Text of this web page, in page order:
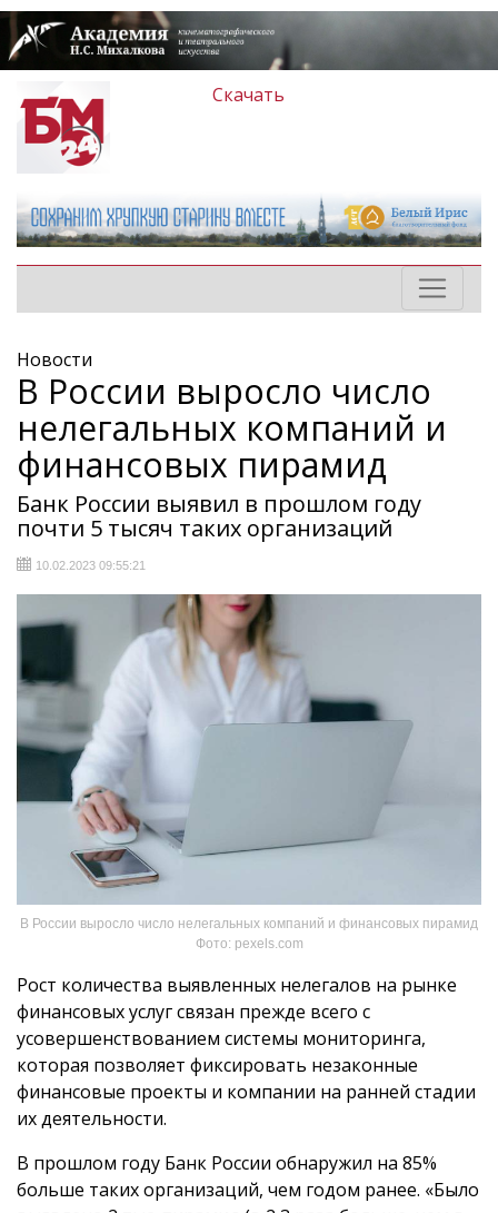
Скачать
Новости
В России выросло число
нелегальных компаний и
финансовых пирамид
Банк России выявил в прошлом году
почти 5 тысяч таких организаций
10.02.2023 09:55:21
В России выросло число нелегальных компаний и финансовых пирамид
Фото: pexels.com
Рост количества выявленных нелегалов на рынке
финансовых услуг связан прежде всего с
усовершенствованием системы мониторинга,
которая позволяет фиксировать незаконные
финансовые проекты и компании на ранней стадии
их деятельности.
В прошлом году Банк России обнаружил на 85%
больше таких организаций, чем годом ранее. «Было